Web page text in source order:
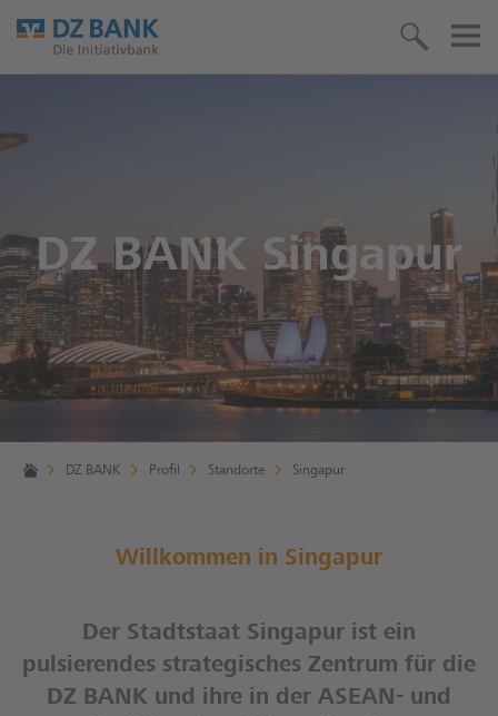
DZ BANK Singapur
DZ BANK Profil Standorte Singapur
Willkommen in Singapur
Der Stadtstaat Singapur ist ein
pulsierendes strategisches Zentrum für die
DZ BANK und ihre in der ASEAN- und